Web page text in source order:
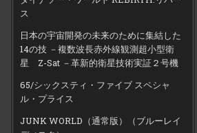
ス
日本の宇宙開発の未来のために集結した
14の技 －複数波長赤外線観測超小型衛
星 Z-Sat －革新的衛星技術実証２号機
65/シックスティ・ファイブ スペシャ
ル・プライス
JUNK WORLD（通常版）（ブルーレイ